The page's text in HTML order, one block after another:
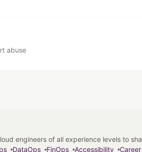
abuse
engineers of all experience levels to
DataOps FinOps Accessibility Career